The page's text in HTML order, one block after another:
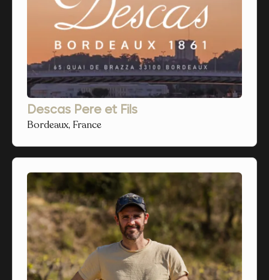
Descas Pere et Fils
Bordeaux, France